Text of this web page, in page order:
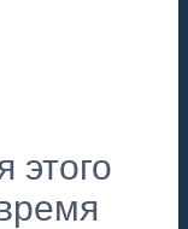
этого